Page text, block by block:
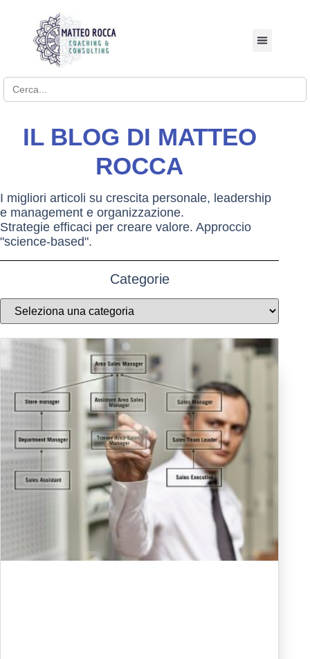
Search for:
IL BLOG DI MATTEO
ROCCA
I migliori articoli su crescita personale, leadership
e management e organizzazione.
Strategie efficaci per creare valore. Approccio
"science-based".
Categorie